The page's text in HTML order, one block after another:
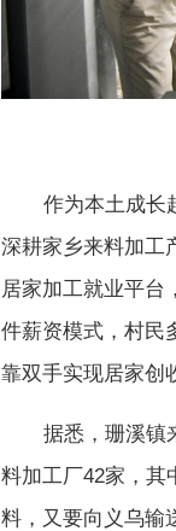
作为本土成长起
深耕家乡来料加工
居家加工就业平台
件薪资模式，村民
靠双手实现居家创
据悉，珊溪镇来
料加工厂42家，其
料，又要向义乌输